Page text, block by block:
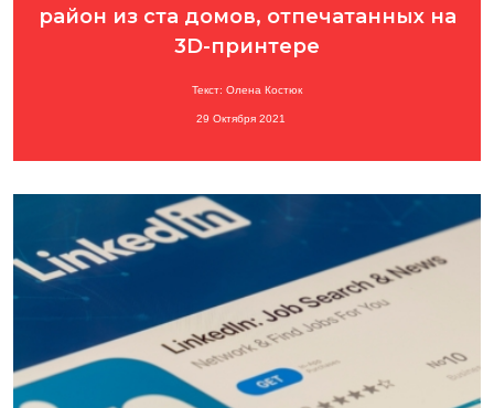
район из ста домов, отпечатанных на
3D-принтере
Текст: Олена Костюк
29 Октября 2021